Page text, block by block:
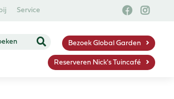
Service
Bezoek Global Garden
Reserveren Nick's Tuincafé